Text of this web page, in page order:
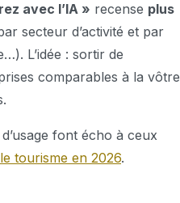
avec l’IA » recense plus
secteur d’activité et par
L’idée : sortir de
comparables à la vôtre
font écho à ceux
tourisme en 2026.